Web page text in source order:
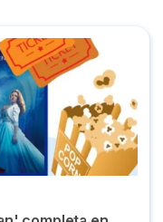
en plataformas